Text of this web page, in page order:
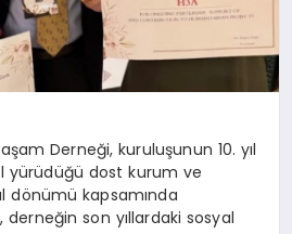
Derneği, kuruluşunun 10. yıl
yürüdüğü dost kurum ve
dönümü kapsamında
son yıllardaki sosyal